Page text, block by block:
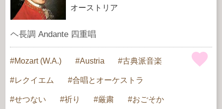
オーストリア
ヘ長調 Andante 四重唱
Mozart (W.A.) Austria 古典派音楽
レクイエム 合唱とオーケストラ
せつない 祈り 厳粛 おごそか